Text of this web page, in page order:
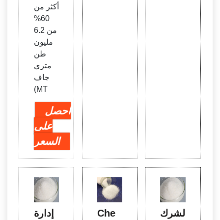
أكثر من
60%
من 6.2
مليون
طن
متري
جاف
(MT
احصل
على
السعر
إدارة
Che
الشرك